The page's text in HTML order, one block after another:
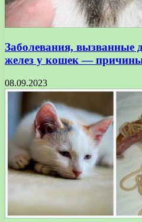
Заболевания, вызванные
желез у кошек —
08.09.2023